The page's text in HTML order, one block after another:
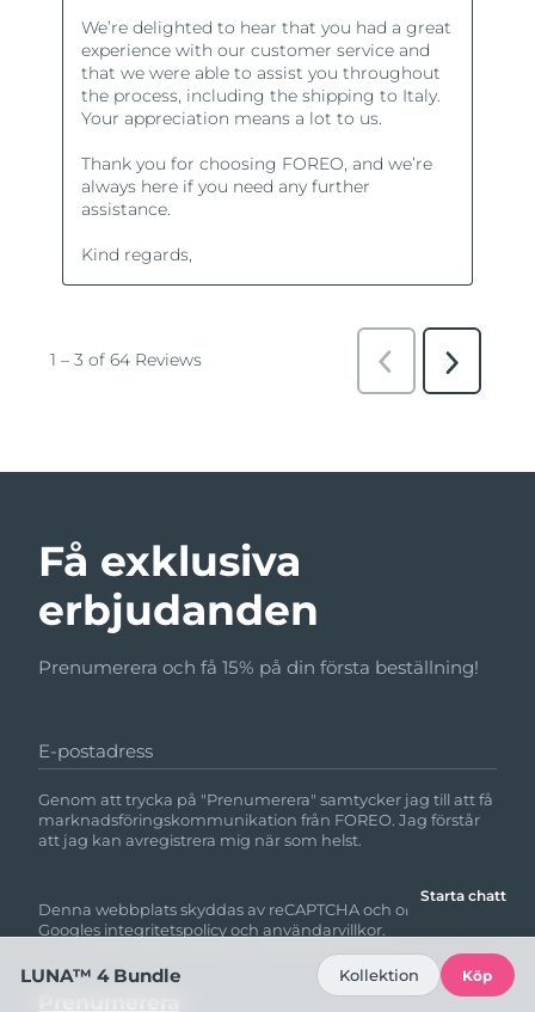
Få exklusiva
erbjudanden
Prenumerera och få 15% på din första beställning!
E-postadress
Genom att trycka på "Prenumerera" samtycker jag till att få
marknadsföringskommunikation från FOREO. Jag förstår
att jag kan avregistrera mig när som helst.
Denna webbplats skyddas av reCAPTCHA och omfattas av
Googles integritetspolicyoch användarvillkor.
Starta chatt
LUNA™ 4 Bundle Kollektion Köp